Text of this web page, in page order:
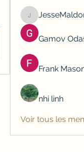
Gamov
Frank
nhi linh
Voir tous les